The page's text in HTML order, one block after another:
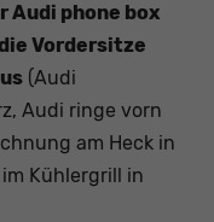
Audi phone box
Vordersitze
(Audi
Audi ringe vorn
am Heck in
Kühlergrill in